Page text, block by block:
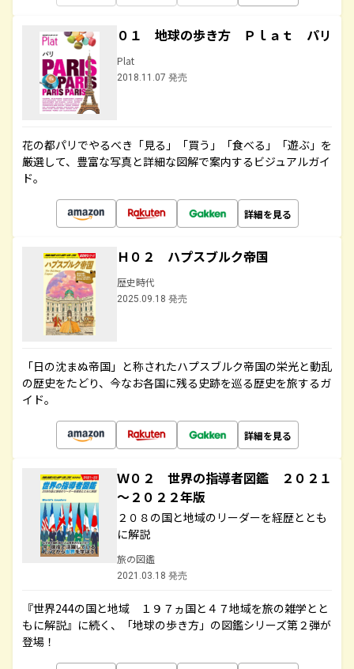
０１ 地球の歩き方 Ｐｌａｔ パリ
Plat
2018.11.07 発売
花の都パリでやるべき「見る」「買う」「食べる」「遊ぶ」を
厳選して、豊富な写真と詳細な図解で案内するビジュアルガイ
ド。
詳細を見る
Ｈ０２ ハプスブルク帝国
歴史時代
2025.09.18 発売
「日の沈まぬ帝国」と称されたハプスブルク帝国の栄光と動乱
の歴史をたどり、今なお各国に残る史跡を巡る歴史を旅するガ
イド。
詳細を見る
Ｗ０２ 世界の指導者図鑑 ２０２１
～２０２２年版
２０８の国と地域のリーダーを経歴ととも
に解説
旅の図鑑
2021.03.18 発売
『世界244の国と地域 １９７ヵ国と４７地域を旅の雑学とと
もに解説』に続く、「地球の歩き方」の図鑑シリーズ第２弾が
登場！